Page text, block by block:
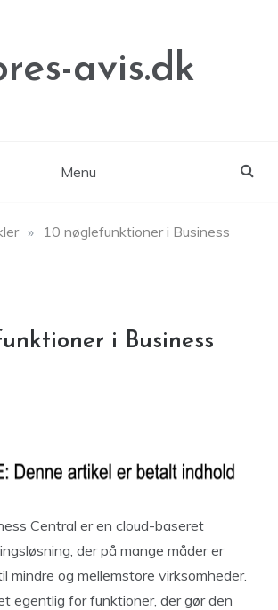
avis.dk
Menu
» 10 nøglefunktioner i Business
i Business
Central er en cloud-baseret
der på mange måder er
mindre og mellemstore virksomheder.
egentlig for funktioner, der gør den